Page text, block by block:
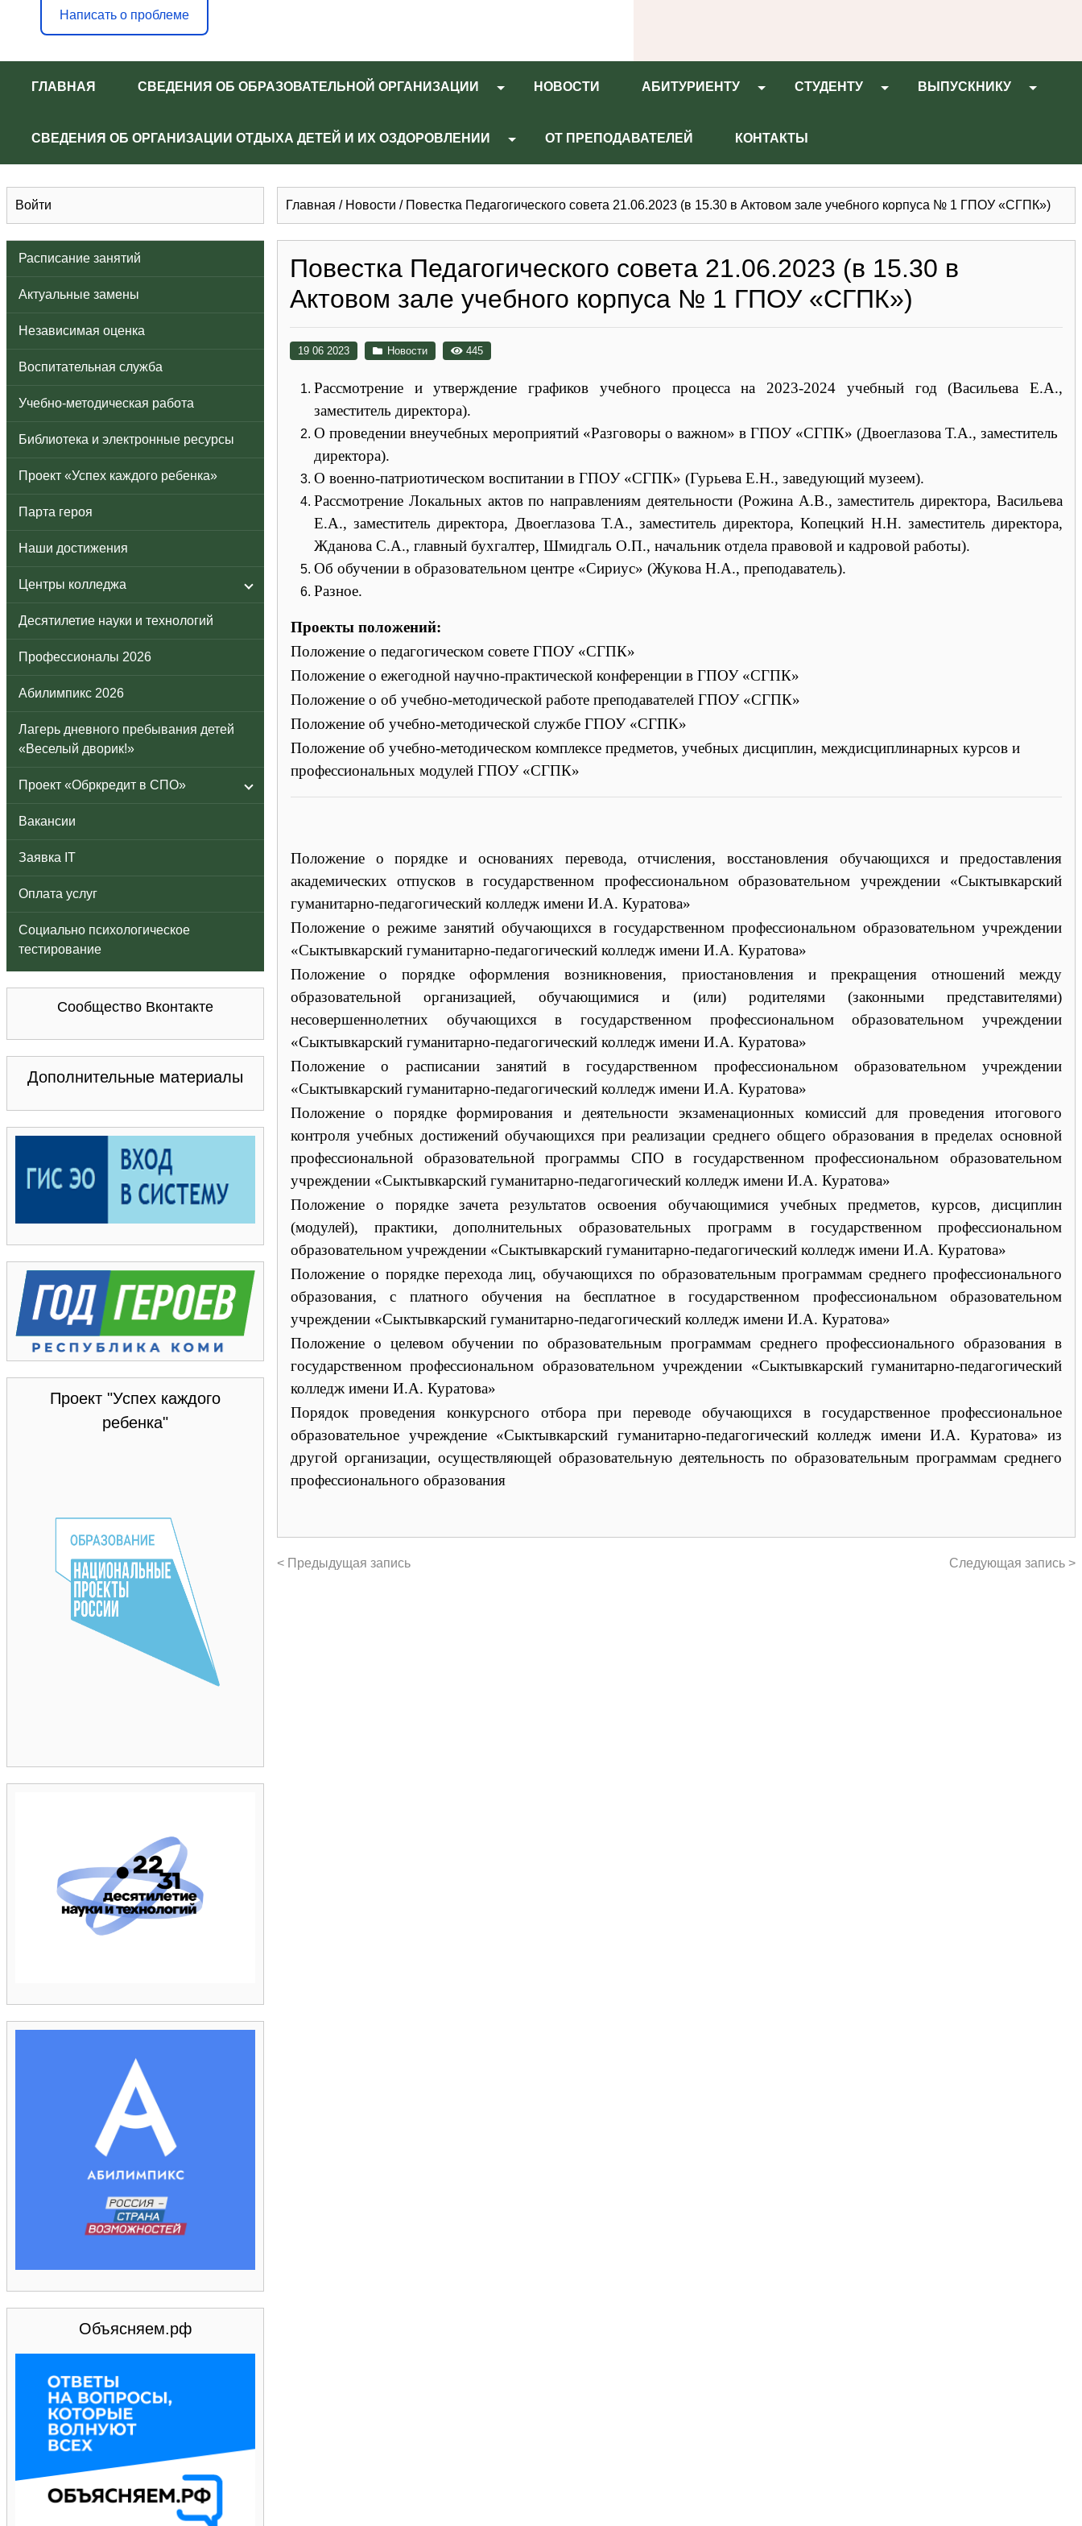
Написать о проблеме
ГЛАВНАЯ СВЕДЕНИЯ ОБ ОБРАЗОВАТЕЛЬНОЙ ОРГАНИЗАЦИИ НОВОСТИ АБИТУРИЕНТУ СТУДЕНТУ ВЫПУСКНИКУ
СВЕДЕНИЯ ОБ ОРГАНИЗАЦИИ ОТДЫХА ДЕТЕЙ И ИХ ОЗДОРОВЛЕНИИ ОТ ПРЕПОДАВАТЕЛЕЙ КОНТАКТЫ
Войти
Расписание занятий
Актуальные замены
Независимая оценка
Воспитательная служба
Учебно-методическая работа
Библиотека и электронные ресурсы
Проект «Успех каждого ребенка»
Парта героя
Наши достижения
Центры колледжа
Десятилетие науки и технологий
Профессионалы 2026
Абилимпикс 2026
Лагерь дневного пребывания детей
«Веселый дворик!»
Проект «Обркредит в СПО»
Вакансии
Заявка IT
Оплата услуг
Социально психологическое
тестирование
Сообщество Вконтакте
Дополнительные материалы
Проект "Успех каждого
ребенка"
Объясняем.рф
Главная / Новости / Повестка Педагогического совета 21.06.2023 (в 15.30 в Актовом зале учебного корпуса № 1 ГПОУ «СГПК»)
Повестка Педагогического совета 21.06.2023 (в 15.30 в
Актовом зале учебного корпуса № 1 ГПОУ «СГПК»)
19 06 2023 Новости 445
Рассмотрение и утверждение графиков учебного процесса на 2023-2024 учебный год (Васильева Е.А.,
заместитель директора).
О проведении внеучебных мероприятий «Разговоры о важном» в ГПОУ «СГПК» (Двоеглазова Т.А., заместитель
директора).
О военно-патриотическом воспитании в ГПОУ «СГПК» (Гурьева Е.Н., заведующий музеем).
Рассмотрение Локальных актов по направлениям деятельности (Рожина А.В., заместитель директора, Васильева
Е.А., заместитель директора, Двоеглазова Т.А., заместитель директора, Копецкий Н.Н. заместитель директора,
Жданова С.А., главный бухгалтер, Шмидгаль О.П., начальник отдела правовой и кадровой работы).
Об обучении в образовательном центре «Сириус» (Жукова Н.А., преподаватель).
Разное.
Проекты положений:
Положение о педагогическом совете ГПОУ «СГПК»
Положение о ежегодной научно-практической конференции в ГПОУ «СГПК»
Положение о об учебно-методической работе преподавателей ГПОУ «СГПК»
Положение об учебно-методической службе ГПОУ «СГПК»
Положение об учебно-методическом комплексе предметов, учебных дисциплин, междисциплинарных курсов и
профессиональных модулей ГПОУ «СГПК»
Положение о порядке и основаниях перевода, отчисления, восстановления обучающихся и предоставления
академических отпусков в государственном профессиональном образовательном учреждении «Сыктывкарский
гуманитарно-педагогический колледж имени И.А. Куратова»
Положение о режиме занятий обучающихся в государственном профессиональном образовательном учреждении
«Сыктывкарский гуманитарно-педагогический колледж имени И.А. Куратова»
Положение о порядке оформления возникновения, приостановления и прекращения отношений между
образовательной организацией, обучающимися и (или) родителями (законными представителями)
несовершеннолетних обучающихся в государственном профессиональном образовательном учреждении
«Сыктывкарский гуманитарно-педагогический колледж имени И.А. Куратова»
Положение о расписании занятий в государственном профессиональном образовательном учреждении
«Сыктывкарский гуманитарно-педагогический колледж имени И.А. Куратова»
Положение о порядке формирования и деятельности экзаменационных комиссий для проведения итогового
контроля учебных достижений обучающихся при реализации среднего общего образования в пределах основной
профессиональной образовательной программы СПО в государственном профессиональном образовательном
учреждении «Сыктывкарский гуманитарно-педагогический колледж имени И.А. Куратова»
Положение о порядке зачета результатов освоения обучающимися учебных предметов, курсов, дисциплин
(модулей), практики, дополнительных образовательных программ в государственном профессиональном
образовательном учреждении «Сыктывкарский гуманитарно-педагогический колледж имени И.А. Куратова»
Положение о порядке перехода лиц, обучающихся по образовательным программам среднего профессионального
образования, с платного обучения на бесплатное в государственном профессиональном образовательном
учреждении «Сыктывкарский гуманитарно-педагогический колледж имени И.А. Куратова»
Положение о целевом обучении по образовательным программам среднего профессионального образования в
государственном профессиональном образовательном учреждении «Сыктывкарский гуманитарно-педагогический
колледж имени И.А. Куратова»
Порядок проведения конкурсного отбора при переводе обучающихся в государственное профессиональное
образовательное учреждение «Сыктывкарский гуманитарно-педагогический колледж имени И.А. Куратова» из
другой организации, осуществляющей образовательную деятельность по образовательным программам среднего
профессионального образования
< Предыдущая запись Следующая запись >